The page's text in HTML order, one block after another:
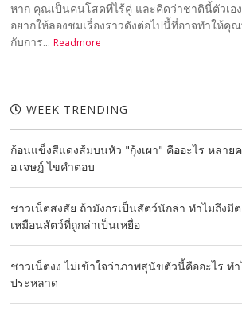
หาก คุณเป็นคนโสดที่ไร้คู่ และคิดว่าชาตินี้ตัวเอ
อยากให้ลองชมเรื่องราวดังต่อไปนี้ที่อาจทำให้คุ
กับการ... Readmore
WEEK TRENDING
ก้อนแข็งสีแดงส้มบนหัว "กุ้งเผา" คืออะไร หลาย
อ.เจษฎ์ ไขคำตอบ
ชาวเน็ตสงสัย ถ้ามังกรเป็นสัตว์นักล่า ทำไมถึงมี
เหมือนสัตว์ที่ถูกล่าเป็นเหยื่อ
ชาวเน็ตงง ไม่เข้าใจว่าภาพสุนัขตัวนี้คืออะไร ท
ประหลาด